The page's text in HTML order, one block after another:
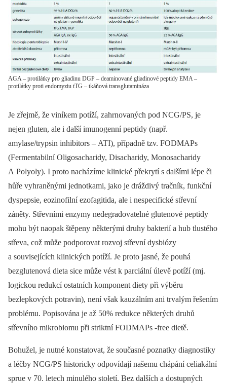
AGA – protilátky pro gliadinu DGP – deaminované gliadinové peptidy EMA –
protilátky proti endomyziu tTG – tkáňová transglutamináza
Je zřejmě, že viníkem potíží, zahrnovaných pod NCG/PS, je
nejen gluten, ale i další imunogenní peptidy (např.
amylase/trypsin inhibitors –⁠ ATI), případně tzv. FODMAPs
(Fermentabilní Oligosacharidy, Disacharidy, Monosacharidy
A Polyoly). I proto nacházíme klinické překrytí s dalšími lépe či
hůře vyhraněnými jednotkami, jako je dráždivý tračník, funkční
dyspepsie, eozinofilní ezofagitida, ale i nespecifické střevní
záněty. Střevními enzymy nedegradovatelné glutenové peptidy
mohu být naopak štěpeny některými druhy bakterií a hub tlustého
střeva, což může podporovat rozvoj střevní dysbiózy
a souvisejících klinických potíží. Je proto jasné, že pouhá
bezglutenová dieta sice může vést k parciální úlevě potíží (mj.
logickou redukcí ostatních komponent diety při výběru
bezlepkových potravin), není však kauzálním ani trvalým řešením
problému. Popisována je až 50% redukce některých druhů
střevního mikrobiomu při striktní FODMAPs -free dietě.
Bohužel, je nutné konstatovat, že současné poznatky diagnostiky
a léčby NCG/PS historicky odpovídají našemu chápání celiakální
sprue v 70. letech minulého století. Bez dalších a dostupných